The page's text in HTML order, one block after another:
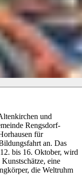
und
Rengsdorf-
für
an. Das
bis 16. Oktober, wird
eine
die Weltruhm